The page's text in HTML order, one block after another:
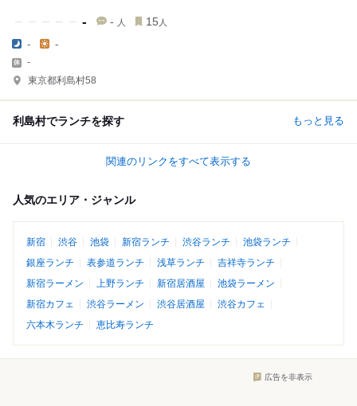
- - 人 15 人
- -
-
東京都利島村58
利島村でランチを探す もっと見る
関連のリンクをすべて表示する
人気のエリア・ジャンル
新宿 渋谷 池袋 新宿ランチ 渋谷ランチ
池袋ランチ
銀座ランチ
表参道ランチ 浅草ランチ
吉祥寺ランチ
新宿ラーメン
上野ランチ 新宿居酒屋
池袋ラーメン
新宿カフェ
渋谷ラーメン 渋谷居酒屋
渋谷カフェ
六本木ランチ
恵比寿ランチ
広告を非表示